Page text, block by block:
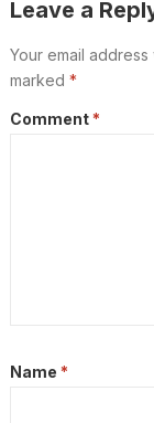
Leave a
Your email
marked *
Comment *
Name *